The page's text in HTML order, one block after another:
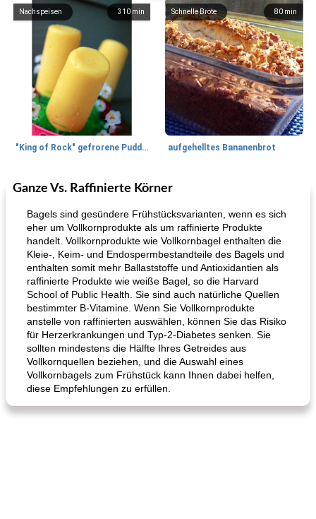
310 min
Nachspeisen
"King of Rock" gefrorene Pudding Pops
80 min
Schnelle Brote
aufgehelltes Bananenbrot
27 min
Mittagessen / Snacks
Hühnchen, Süßkartoffelsuppe
Potluck Desserts
Ganze Vs. Raffinierte Körner
Bagels sind gesündere Frühstücksvarianten, wenn es sich
eher um Vollkornprodukte als um raffinierte Produkte
handelt. Vollkornprodukte wie Vollkornbagel enthalten die
Kleie-, Keim- und Endospermbestandteile des Bagels und
enthalten somit mehr Ballaststoffe und Antioxidantien als
raffinierte Produkte wie weiße Bagel, so die Harvard
School of Public Health. Sie sind auch natürliche Quellen
bestimmter B-Vitamine. Wenn Sie Vollkornprodukte
anstelle von raffinierten auswählen, können Sie das Risiko
für Herzerkrankungen und Typ-2-Diabetes senken. Sie
sollten mindestens die Hälfte Ihres Getreides aus
Vollkornquellen beziehen, und die Auswahl eines
Vollkornbagels zum Frühstück kann Ihnen dabei helfen,
diese Empfehlungen zu erfüllen.